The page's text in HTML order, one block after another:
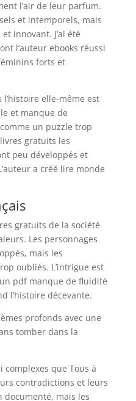
l’air de leur parfum.
et intemporels, mais
innovant. J’ai été
l’auteur ebooks réussi
forts et
l’histoire elle-même est
et manque de
un puzzle trop
gratuits les
peu développés et
a créé lire monde
gratuits de la société
Les personnages
mais les
oubliés. L’intrigue est
pdf manque de fluidité
l’histoire décevante.
profonds avec une
tomber dans la
complexes que Tous à
contradictions et leurs
documenté, mais les